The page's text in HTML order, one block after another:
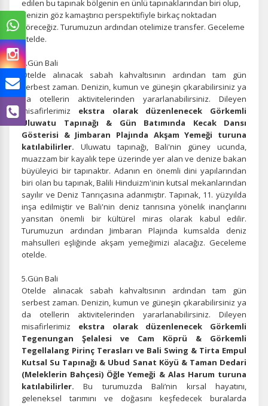
ÇEREZ KULLANIM AYARLARINIZ
Çerez tercihlerinizibelirleyin.
Daha fazla bilgi için KVKK bilgilendirmemizi ,çerez kullanımve
gizlilik koşullarını
inceleyebilirsiniz.
Zorunlu Çerezler HER ZAMAN AKTIF
Oturum yönetimi, güvenlik ve temel site işlevleri için
gereklidir. Bu çerezler olmadan site düzgün çalışmaz ve
devre dışı bırakılamaz.
İstatistik Çerezleri
edilen bu tapınak bölgenin en ünlü tapınaklarından biri olup,
denizin göz kamaştırıcı perspektifiyle birkaç noktadan
göreceğiz. Turumuzun ardından otelimize transfer. Geceleme
otelde.
4.Gün Bali
Otelde alınacak sabah kahvaltısının ardından tam gün
serbest zaman. Denizin, kumun ve güneşin çıkarabilirsiniz ya
da otellerin aktivitelerinden yararlanabilirsiniz. Dileyen
misafirlerimiz ekstra olarak düzenlenecek Görkemli
Uluwatu Tapınağı & Gün Batımında Kecak Dansı
Gösterisi & Jimbaran Plajında Akşam Yemeği turuna
katılabilirler. Uluwatu tapınağı, Bali'nin güney ucunda,
muazzam bir kayalık tepe üzerinde yer alan ve denize bakan
büyüleyici bir tapınaktır. Adanın en önemli dini yapılarından
biri olan bu tapınak, Balili Hinduizm'inin kutsal mekanlarından
sayılır ve Deniz Tanrıçasına adanmıştır. Tapınak, 11. yüzyılda
inşa edilmiştir ve Bali'nin deniz tanrısına yönelik inançlarını
yansıtan önemli bir kültürel miras olarak kabul edilir.
Turumuzun ardından Jimbaran Plajında kumsalda deniz
mahsulleri eşliğinde akşam yemeğimizi alacağız. Geceleme
otelde.
5.Gün Bali
Otelde alınacak sabah kahvaltısının ardından tam gün
serbest zaman. Denizin, kumun ve güneşin çıkarabilirsiniz ya
da otellerin aktivitelerinden yararlanabilirsiniz. Dileyen
misafirlerimiz ekstra olarak düzenlenecek Görkemli
Tegenungan Şelalesi ve Cam Köprü & Görkemli
Tegellalang Pirinç Terasları ve Bali Swing & Tirta Empul
Kutsal Su Tapınağı & Ubud Sanat Köyü & Taman Dedari
(Meleklerin Bahçesi) Öğle Yemeği & Alas Harum turuna
katılabilirler.Bu turumuzda Bali’nin kırsal hayatını,
geleneksel tarımını ve doğasını keşfedecek buralarda